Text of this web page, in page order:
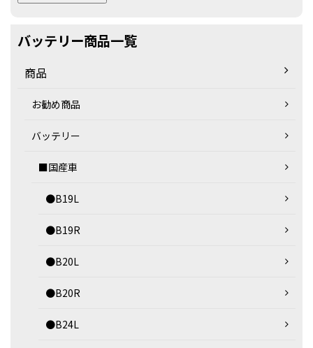
バッテリー商品一覧
商品
お勧め商品
バッテリー
■国産車
●B19L
●B19R
●B20L
●B20R
●B24L